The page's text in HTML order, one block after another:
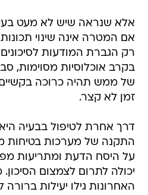
אלא שנראה שיש לא מעט
אם המטרה אינה שינוי
רק הגברת המודעות
בקרב אוכלוסיות מסוימות,
של ממש תהיה כרוכה
זמן לא קצר.
דרך אחרת לטיפול בבעיה
התקנה של מערכות
על היסח הדעת ומתריעות
יכולה לתרום לצמצום
האחרונות גילו יעילות